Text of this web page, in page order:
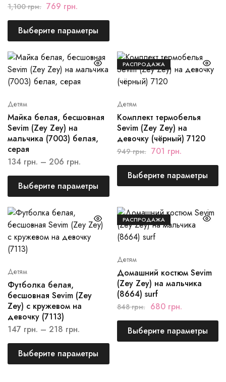
1,100грн. 769 грн.
Выберите параметры
Детям
Майка белая, бесшовная
Sevim (Zey Zey) на
мальчика (7003) белая,
серая
134 грн. – 206 грн.
Выберите параметры
РАСПРОДАЖА
Детям
Комплект термобелья
Sevim (Zey Zey) на
девочку (чёрный) 7120
949грн. 701 грн.
Выберите параметры
Детям
Футболка белая,
бесшовная Sevim (Zey
Zey) с кружевом на
девочку (7113)
147 грн. – 218 грн.
Выберите параметры
РАСПРОДАЖА
Детям
Домашний костюм Sevim
(Zey Zey) на мальчика
(8664) surf
848грн. 680 грн.
Выберите параметры